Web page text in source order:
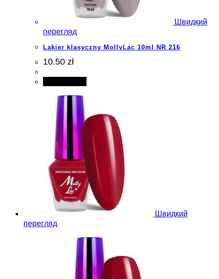
Швидкий
перегляд
Lakier klasyczny MollyLac 10ml NR 216
10.50 zł
Швидкий
перегляд